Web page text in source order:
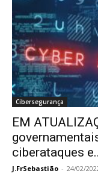
Cibersegurança
EM
ciberataques
J.FrSebastião - 24/02/